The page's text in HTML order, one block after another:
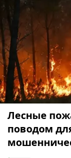
Лесные
поводом